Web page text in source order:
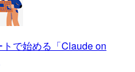
トで始める「Claude on